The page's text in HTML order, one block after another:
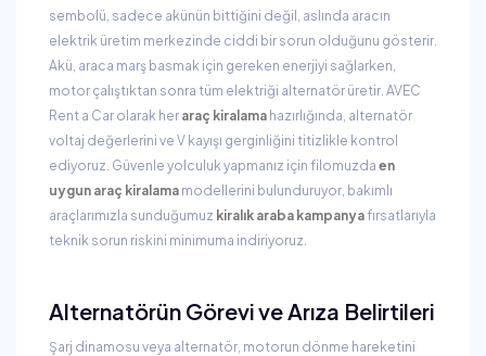
sembolü, sadece akünün bittiğini değil, aslında aracın
elektrik üretim merkezinde ciddi bir sorun olduğunu gösterir.
Akü, araca marş basmak için gereken enerjiyi sağlarken,
motor çalıştıktan sonra tüm elektriği alternatör üretir. AVEC
Rent a Car olarak her araç kiralama hazırlığında, alternatör
voltaj değerlerini ve V kayışı gerginliğini titizlikle kontrol
ediyoruz. Güvenle yolculuk yapmanız için filomuzda en
uygun araç kiralama modellerini bulunduruyor, bakımlı
araçlarımızla sunduğumuz kiralık araba kampanyafırsatlarıyla
teknik sorun riskini minimuma indiriyoruz.
Alternatörün Görevi ve Arıza Belirtileri
Şarj dinamosu veya alternatör, motorun dönme hareketini